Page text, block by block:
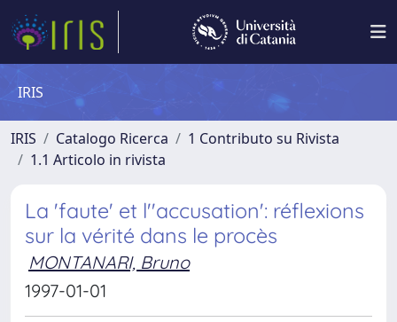
IRIS
IRIS Catalogo Ricerca
1 Contributo su Rivista
1.1 Articolo in rivista
La 'faute' et l''accusation': réflexions
sur la vérité dans le procès
MONTANARI, Bruno
1997-01-01